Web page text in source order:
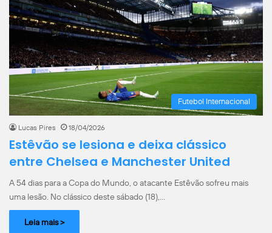
Futebol Internacional
Lucas Pires 18/04/2026
Estêvão se lesiona e deixa clássico
entre Chelsea e Manchester United
A 54 dias para a Copa do Mundo, o atacante Estêvão sofreu mais
uma lesão. No clássico deste sábado (18),…
Leia mais >